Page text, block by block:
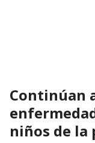
Continúan
niños de la